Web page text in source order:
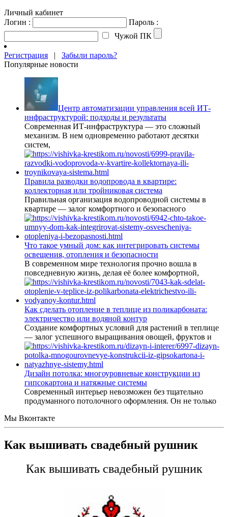
Личный кабинет
Логин :
Пароль :
Чужой ПК
Регистрация | Забыли пароль?
Популярные новости
Центр автоматизации управления всей ИТ-
инфраструктурой: подходы и результаты
Современная ИТ-инфраструктура — это сложный
механизм. В нем одновременно работают десятки
систем,
Правила разводки водопровода в квартире:
коллекторная или тройниковая система
Правильная организация водопроводной системы в
квартире — залог комфортного и безопасного
Что такое умный дом: как интегрировать системы
освещения, отопления и безопасности
В современном мире технология прочно вошла в
повседневную жизнь, делая её более комфортной,
Как сделать отопление в теплице из поликарбоната:
электричество или водяной контур
Создание комфортных условий для растений в теплице
— залог успешного выращивания овощей, фруктов и
Дизайн потолка: многоуровневые конструкции из
гипсокартона и натяжные системы
Современный интерьер невозможен без тщательно
продуманного потолочного оформления. Он не только
Мы Вконтакте
Как вышивать свадебный рушник
Как вышивать свадебный рушник